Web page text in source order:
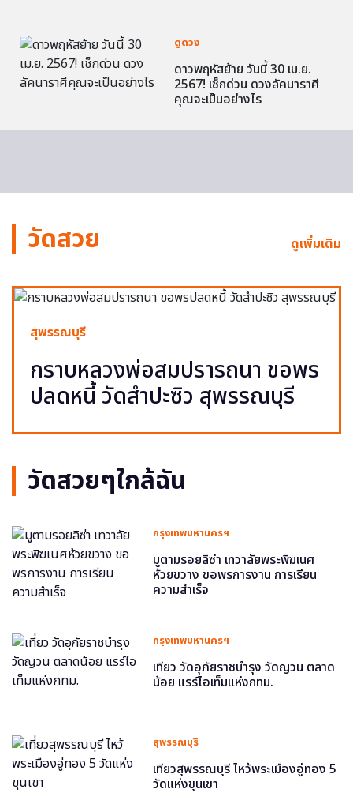
ดูดวง
ดาวพฤหัสย้าย วันนี้ 30 เม.ย.
2567! เช็กด่วน ดวงลัคนาราศี
คุณจะเป็นอย่างไร
วัดสวย ดูเพิ่มเติม
สุพรรณบุรี
กราบหลวงพ่อสมปรารถนา ขอพร
ปลดหนี้ วัดสำปะซิว สุพรรณบุรี
วัดสวยๆใกล้ฉัน
กรุงเทพมหานครฯ
มูตามรอยลิซ่า เทวาลัยพระพิฆเนศ
ห้วยขวาง ขอพรการงาน การเรียน
ความสำเร็จ
กรุงเทพมหานครฯ
เที่ยว วัดอุภัยราชบำรุง วัดญวน ตลาด
น้อย แรร์ไอเท็มแห่งกทม.
สุพรรณบุรี
เที่ยวสุพรรณบุรี ไหว้พระเมืองอู่ทอง 5
วัดแห่งขุนเขา